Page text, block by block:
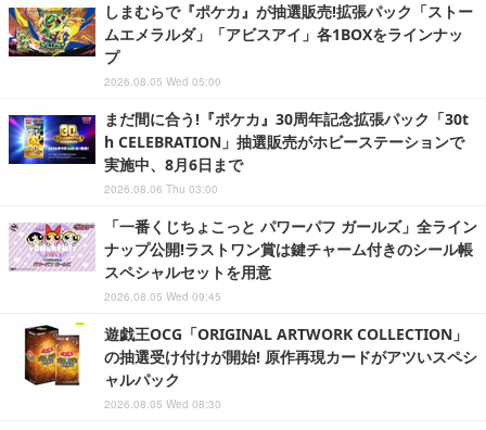
しまむらで『ポケカ』が抽選販売!拡張パック「ストー
ムエメラルダ」「アビスアイ」各1BOXをラインナッ
プ
2026.08.05 Wed 05:00
まだ間に合う!『ポケカ』30周年記念拡張パック「30t
h CELEBRATION」抽選販売がホビーステーションで
実施中、8月6日まで
2026.08.06 Thu 03:00
「一番くじちょこっと パワーパフ ガールズ」全ライン
ナップ公開!ラストワン賞は鍵チャーム付きのシール帳
スペシャルセットを用意
2026.08.05 Wed 09:45
遊戯王OCG「ORIGINAL ARTWORK COLLECTION」
の抽選受け付けが開始! 原作再現カードがアツいスペシ
ャルパック
2026.08.05 Wed 08:30